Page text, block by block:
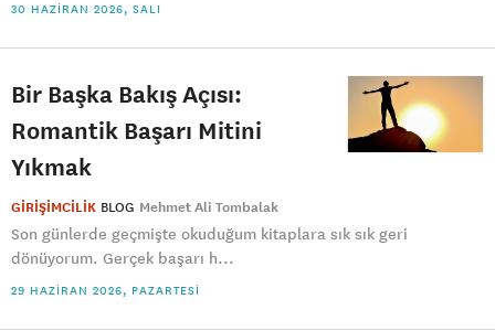
30 HAZIRAN 2026, SALI
Bir Başka Bakış Açısı:
Romantik Başarı Mitini
Yıkmak
GİRİŞİMCİLİK BLOG Mehmet Ali Tombalak
Son günlerde geçmişte okuduğum kitaplara sık sık geri
dönüyorum. Gerçek başarı h...
29 HAZIRAN 2026, PAZARTESI